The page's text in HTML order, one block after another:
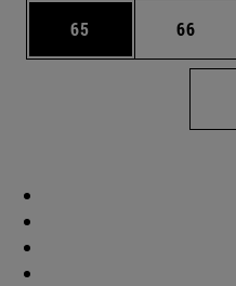
Página
65 Página
66